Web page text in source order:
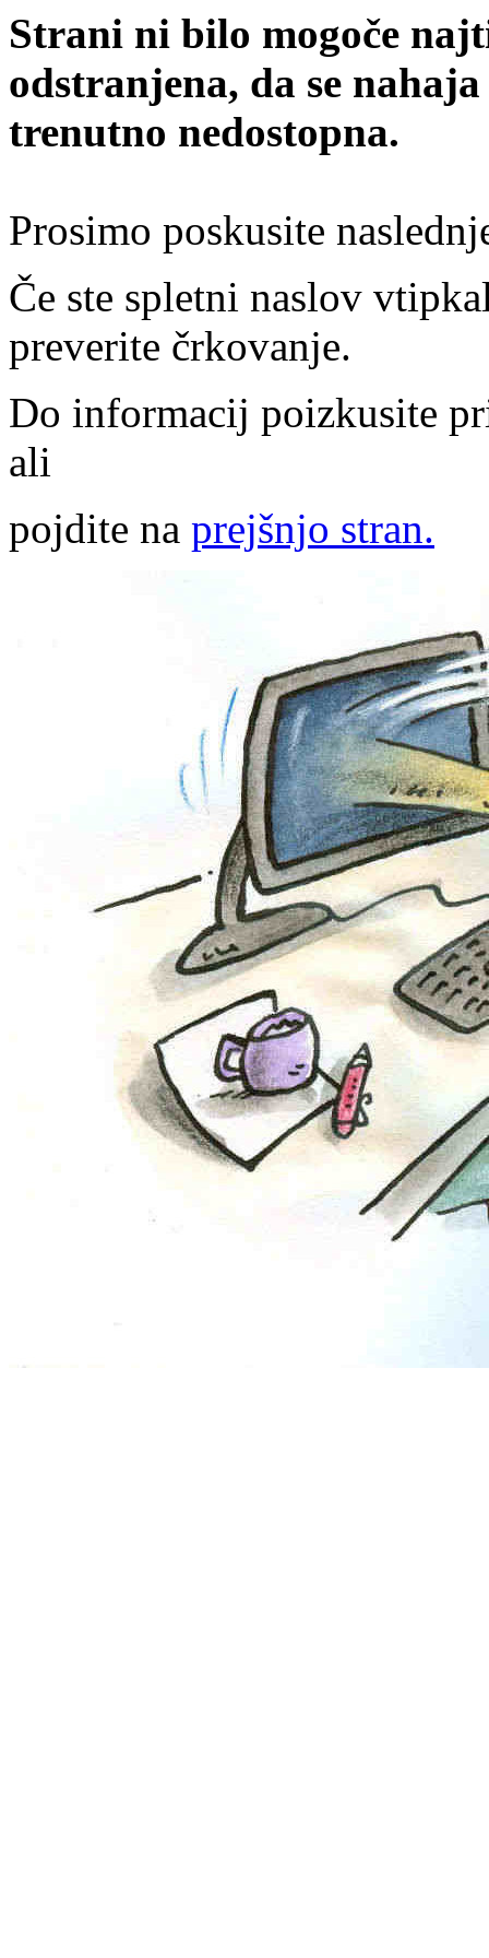
Strani ni bilo mogoče
odstranjena, da se
trenutno nedostopna.
Prosimo poskusite
Če ste spletni naslov
preverite črkovanje.
Do informacij poizkusite
ali
pojdite na prejšnjo stran.